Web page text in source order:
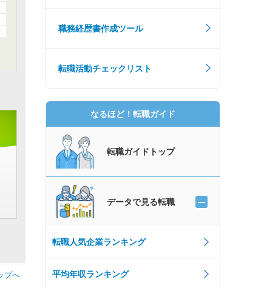
プへ
職務経歴書作成ツール
転職活動チェックリスト
なるほど！転職ガイド
転職ガイドトップ
データで見る転職
転職人気企業ランキング
平均年収ランキング